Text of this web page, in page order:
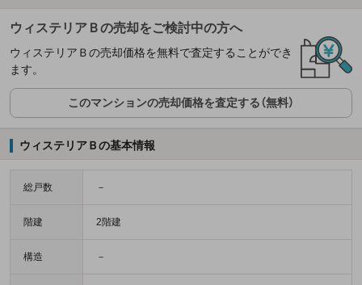
ウィステリアＢの売却をご検討中の方へ
ウィステリアＢの売却価格を無料で査定することができ
ます。
このマンションの売却価格を査定する（無料）
ウィステリアＢの基本情報
総戸数 －
階建 2階建
構造 －